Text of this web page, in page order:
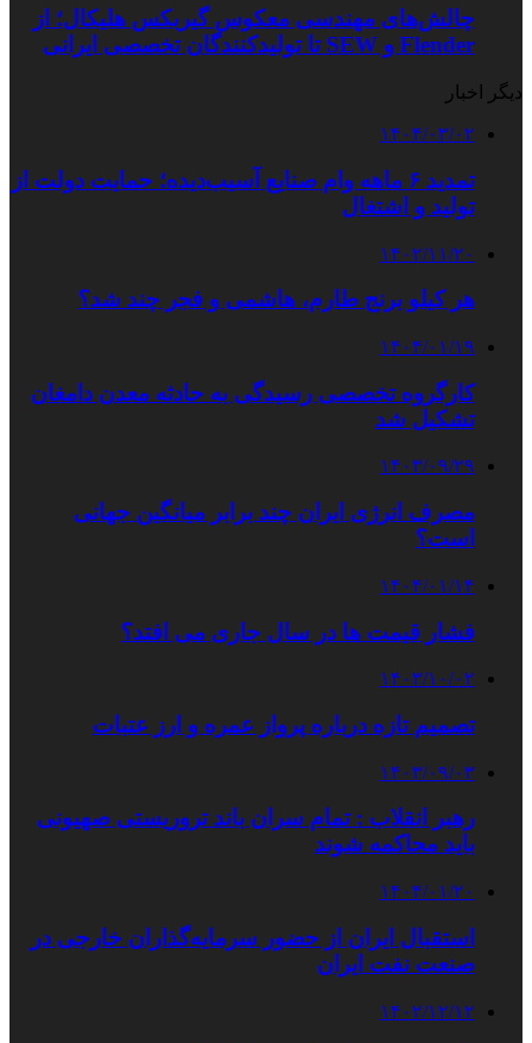
چالش‌های مهندسی معکوس گیربکس هلیکال؛ از
Flender و SEW تا تولیدکنندگان تخصصی ایرانی
دیگر اخبار
۱۴۰۴/۰۳/۰۲
تمدید ۶ ماهه وام صنایع آسیب‌دیده؛ حمایت دولت از
تولید و اشتغال
۱۴۰۲/۱۱/۲۰
هر کیلو برنج طارم، هاشمی و فجر چند شد؟
۱۴۰۴/۰۱/۱۹
کارگروه تخصصی رسیدگی به حادثه معدن دامغان
تشکیل شد
۱۴۰۳/۰۹/۲۹
مصرف انرژی ایران چند برابر میانگین جهانی
است؟
۱۴۰۴/۰۱/۱۴
فشار قیمت‌ ها در سال جاری می افتد؟
۱۴۰۳/۱۰/۰۲
تصمیم‌ تازه درباره پرواز عمره و ارز عتبات
۱۴۰۳/۰۹/۰۳
رهبر انقلاب : تمام سران باند تروریستی صهیونی
باید محاکمه شوند
۱۴۰۴/۰۱/۲۰
استقبال ایران از حضور سرمایه‌گذاران خارجی در
صنعت نفت ایران
۱۴۰۲/۱۲/۱۲